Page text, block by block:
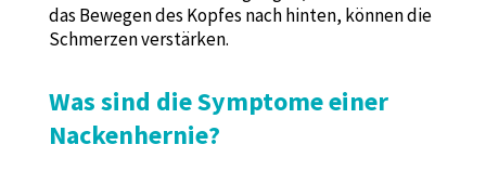
das Bewegen des Kopfes nach hinten, können die
Schmerzen verstärken.
Was sind die Symptome einer
Nackenhernie?